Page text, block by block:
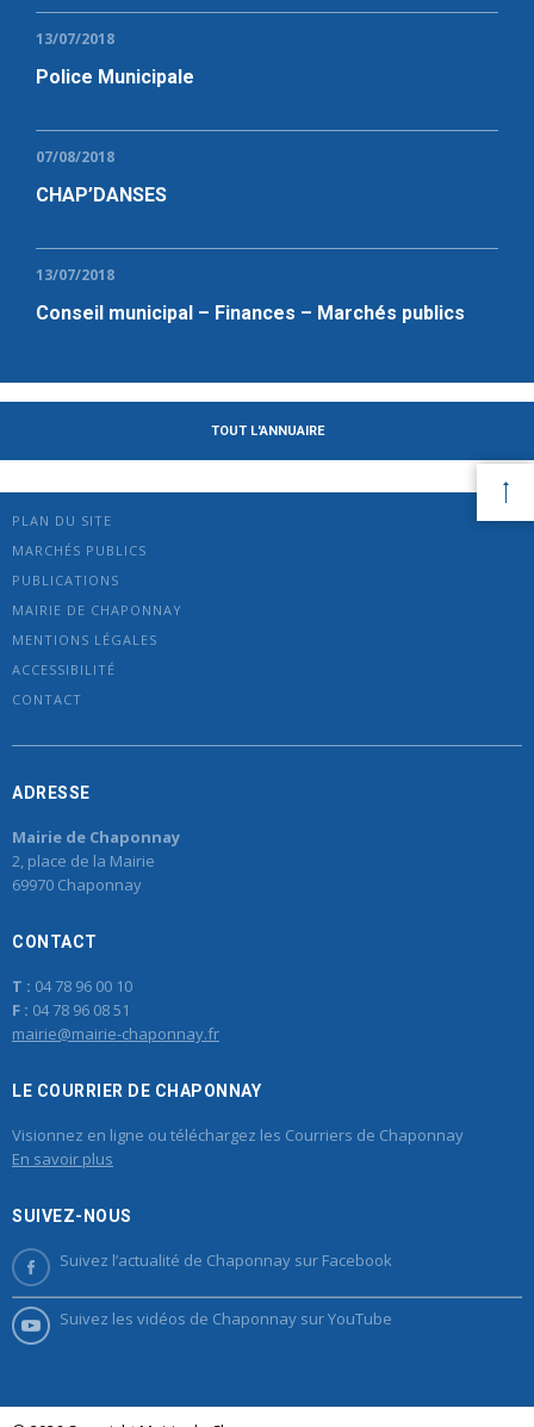
13/07/2018
Police Municipale
07/08/2018
CHAP’DANSES
13/07/2018
Conseil municipal – Finances – Marchés publics
TOUT L'ANNUAIRE
PLAN DU SITE
MARCHÉS PUBLICS
PUBLICATIONS
MAIRIE DE CHAPONNAY
MENTIONS LÉGALES
ACCESSIBILITÉ
CONTACT
ADRESSE
Mairie de Chaponnay
2, place de la Mairie
69970 Chaponnay
CONTACT
T : 04 78 96 00 10
F : 04 78 96 08 51
mairie@mairie-chaponnay.fr
LE COURRIER DE CHAPONNAY
Visionnez en ligne ou téléchargez les Courriers de Chaponnay
En savoir plus
SUIVEZ-NOUS
Suivez l’actualité de Chaponnay sur Facebook
Suivez les vidéos de Chaponnay sur YouTube